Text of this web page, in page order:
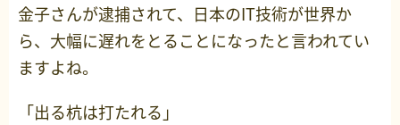
金子さんが逮捕されて、日本のIT技術が世界か
ら、大幅に遅れをとることになったと言われてい
ますよね。
「出る杭は打たれる」